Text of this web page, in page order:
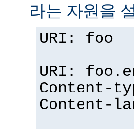
라는 자원을
URI: foo
URI:
Content-
Content-